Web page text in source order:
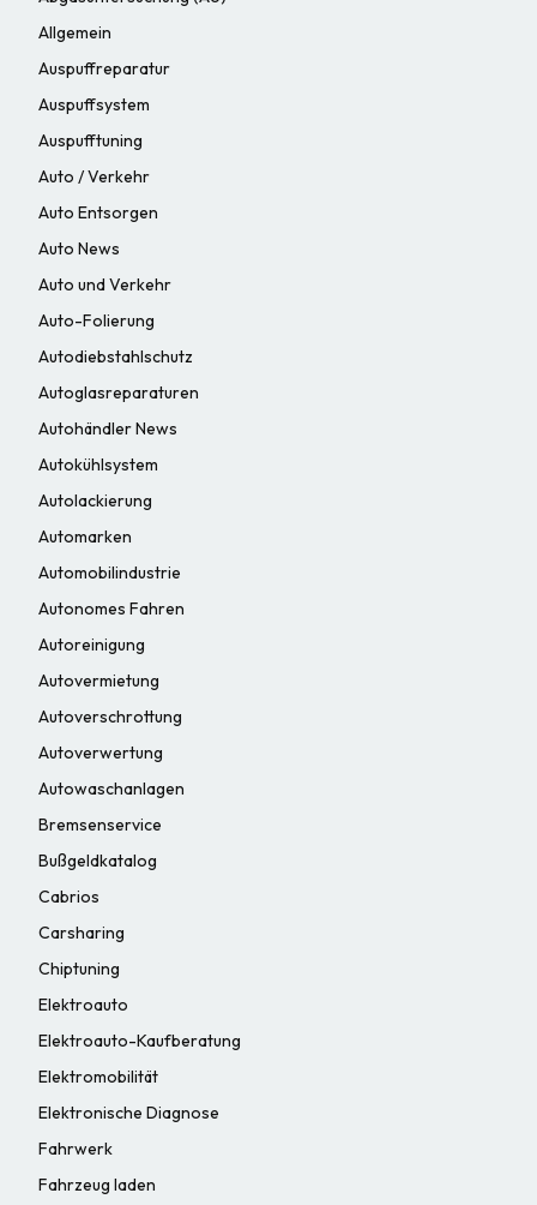
Allgemein
Auspuffreparatur
Auspuffsystem
Auspufftuning
Auto / Verkehr
Auto Entsorgen
Auto News
Auto und Verkehr
Auto-Folierung
Autodiebstahlschutz
Autoglasreparaturen
Autohändler News
Autokühlsystem
Autolackierung
Automarken
Automobilindustrie
Autonomes Fahren
Autoreinigung
Autovermietung
Autoverschrottung
Autoverwertung
Autowaschanlagen
Bremsenservice
Bußgeldkatalog
Cabrios
Carsharing
Chiptuning
Elektroauto
Elektroauto-Kaufberatung
Elektromobilität
Elektronische Diagnose
Fahrwerk
Fahrzeug laden